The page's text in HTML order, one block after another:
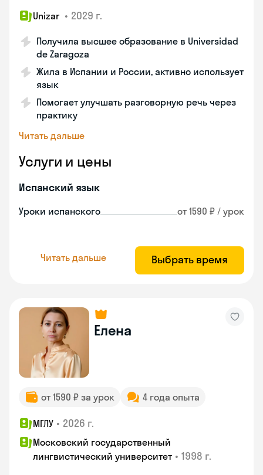
Unizar • 2029 г.
Получила высшее образование в Universidad
de Zaragoza
Жила в Испании и России, активно использует
язык
Помогает улучшать разговорную речь через
практику
Читать дальше
Услуги и цены
Испанский язык
Уроки испанского от 1590 ₽ / урок
Читать дальше Выбрать время
Елена
от 1590 ₽ за урок 4 года опыта
МГЛУ • 2026 г.
Московский государственный
лингвистический университет • 1998 г.